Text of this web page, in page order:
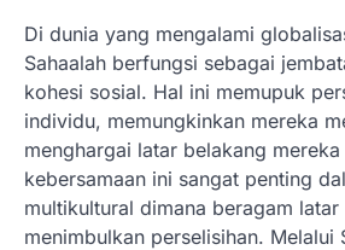
Di dunia yang mengalami
Sahaalah berfungsi sebagai
kohesi sosial. Hal ini memupuk
individu, memungkinkan mereka
menghargai latar belakang
kebersamaan ini sangat penting
multikultural dimana beragam
menimbulkan perselisihan. Melalui